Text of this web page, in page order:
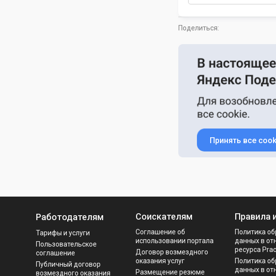
Поделиться:
Принять все
Работодателям
Тарифы и услуги
Пользовательское
соглашение
Публичный договор
возмездного оказания
Соискателям
Соглашение об
использовании портала
Договор возмездного
оказания услуг
Размещение резюме
Правила
Политика
данных в
ресурса
Политикa
данных в